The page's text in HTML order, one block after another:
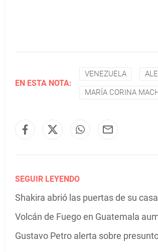
EN ESTA NOTA:
VENEZUELA
MARÍA CORINA
SEGUIR LEYENDO
Shakira abrió las puertas de su
Volcán de Fuego en Guatemala
Gustavo Petro alerta sobre